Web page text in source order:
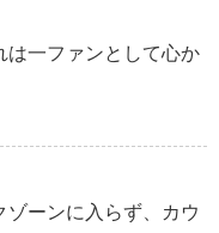
は一ファンとして心か
ーンに入らず、カウ